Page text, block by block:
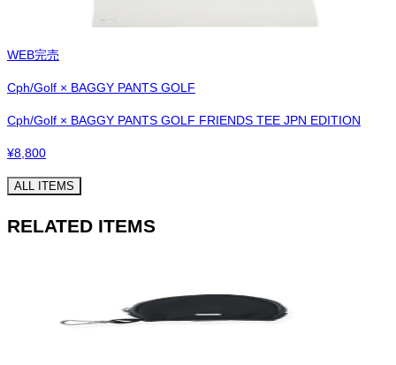
WEB完売
Cph/Golf × BAGGY PANTS GOLF
Cph/Golf × BAGGY PANTS GOLF FRIENDS TEE JPN EDITION
¥8,800
ALL ITEMS
RELATED ITEMS